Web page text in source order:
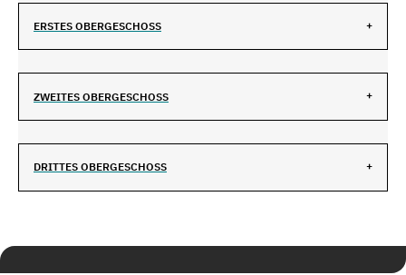
ERSTES OBERGESCHOSS
ZWEITES OBERGESCHOSS
DRITTES OBERGESCHOSS